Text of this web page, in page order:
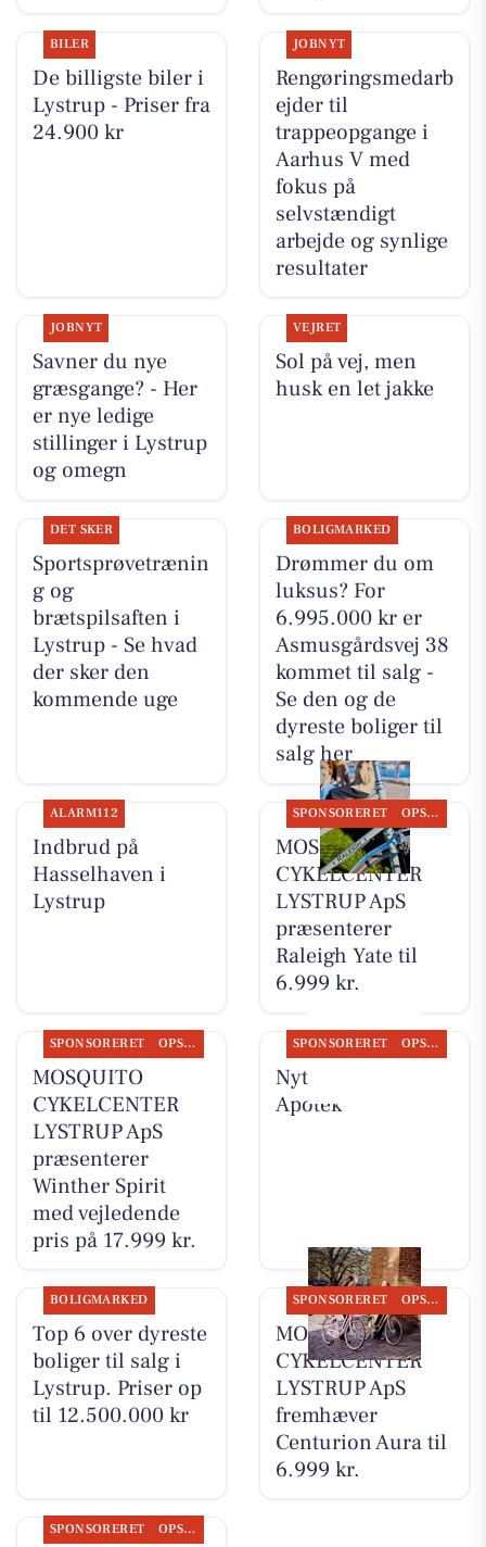
BILER
De billigste biler i
Lystrup - Priser fra
24.900 kr
JOBNYT
Rengøringsmedarb
ejder til
trappeopgange i
Aarhus V med
fokus på
selvstændigt
arbejde og synlige
resultater
JOBNYT
Savner du nye
græsgange? - Her
er nye ledige
stillinger i Lystrup
og omegn
VEJRET
Sol på vej, men
husk en let jakke
DET SKER
Sportsprøvetrænin
g og
brætspilsaften i
Lystrup - Se hvad
der sker den
kommende uge
BOLIGMARKED
Drømmer du om
luksus? For
6.995.000 kr er
Asmusgårdsvej 38
kommet til salg -
Se den og de
dyreste boliger til
salg her
ALARM112
Indbrud på
Hasselhaven i
Lystrup
SPONSORERET OPSLAGSTAVLEN
MOSQUITO
CYKELCENTER
LYSTRUP ApS
præsenterer
Raleigh Yate til
6.999 kr.
SPONSORERET OPSLAGSTAVLEN
MOSQUITO
CYKELCENTER
LYSTRUP ApS
præsenterer
Winther Spirit
med vejledende
pris på 17.999 kr.
SPONSORERET OPSLAGSTAVLEN
Nyt fra Lystrup
Apotek
BOLIGMARKED
Top 6 over dyreste
boliger til salg i
Lystrup. Priser op
til 12.500.000 kr
SPONSORERET OPSLAGSTAVLEN
MOSQUITO
CYKELCENTER
LYSTRUP ApS
fremhæver
Centurion Aura til
6.999 kr.
SPONSORERET OPSLAGSTAVLEN